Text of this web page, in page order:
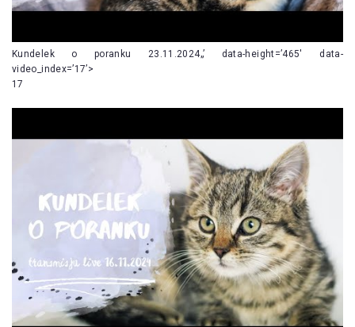
Kundelek o poranku 23.11.2024„’ data-height=’465′ data-
video_index=’17’>
17